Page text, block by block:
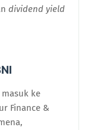
dividend yield
ke
Finance &